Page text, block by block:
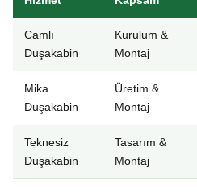
Camlı
Duşakabin
Kurulum &
Montaj
Mika
Duşakabin
Üretim &
Montaj
Teknesiz
Duşakabin
Tasarım &
Montaj